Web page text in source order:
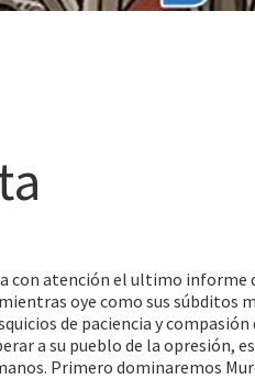
con atención el ultimo informe
oye como sus súbditos
de paciencia y
a su pueblo de la opresión,
Primero dominaremos